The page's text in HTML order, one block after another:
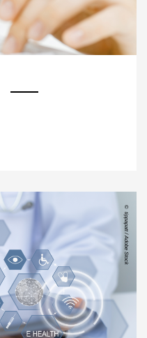
tippapatt / Adobe Stock